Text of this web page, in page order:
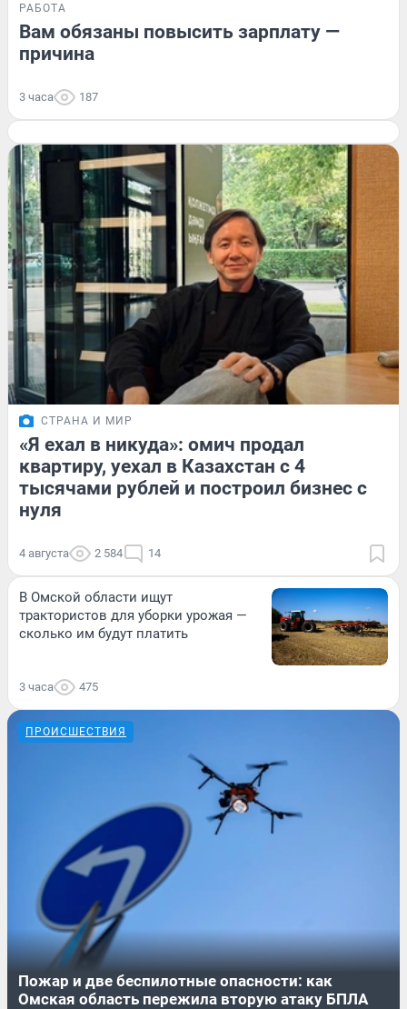
РАБОТА
Вам обязаны повысить зарплату —
причина
3 часа 187
СТРАНА И МИР
«Я ехал в никуда»: омич продал
квартиру, уехал в Казахстан с 4
тысячами рублей и построил бизнес с
нуля
4 августа 2 584 14
В Омской области ищут
трактористов для уборки урожая —
сколько им будут платить
3 часа 475
ПРОИСШЕСТВИЯ
Пожар и две беспилотные опасности: как
Омская область пережила вторую атаку БПЛА